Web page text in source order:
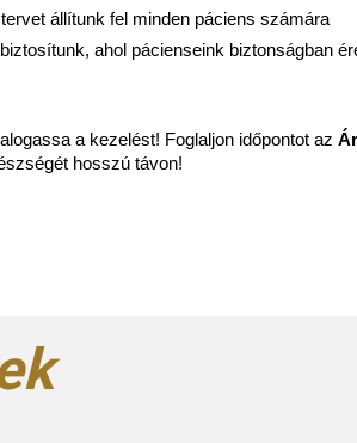
állítunk fel minden páciens számára
ahol pácienseink biztonságban
a kezelést! Foglaljon időpontot az
hosszú távon!